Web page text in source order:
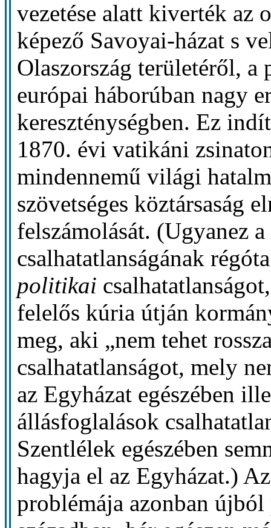
vezetése alatt kiverték az
képező Savoyai-házat s
Olaszország területéről, a
európai háborúban nagy
kereszténységben. Ez
1870. évi vatikáni
mindennemű világi
szövetséges köztársaság
felszámolását. (Ugyanez
csalhatatlanságának
politikai
felelős kúria útján
meg, aki „nem tehet
csalhatatlanságot, mely
az Egyházat egészében
állásfoglalások
Szentlélek egészében
hagyja el az Egyházat.)
problémája azonban